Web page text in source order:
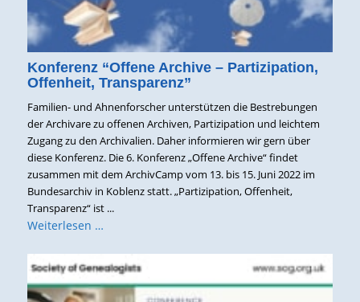
Konferenz “Offene Archive – Partizipation,
Offenheit, Transparenz”
Familien- und Ahnenforscher unterstützen die Bestrebungen
der Archivare zu offenen Archiven, Partizipation und leichtem
Zugang zu den Archivalien. Daher informieren wir gern über
diese Konferenz. Die 6. Konferenz „Offene Archive“ findet
zusammen mit dem ArchivCamp vom 13. bis 15. Juni 2022 im
Bundesarchiv in Koblenz statt. „Partizipation, Offenheit,
Transparenz“ ist ...
Weiterlesen …